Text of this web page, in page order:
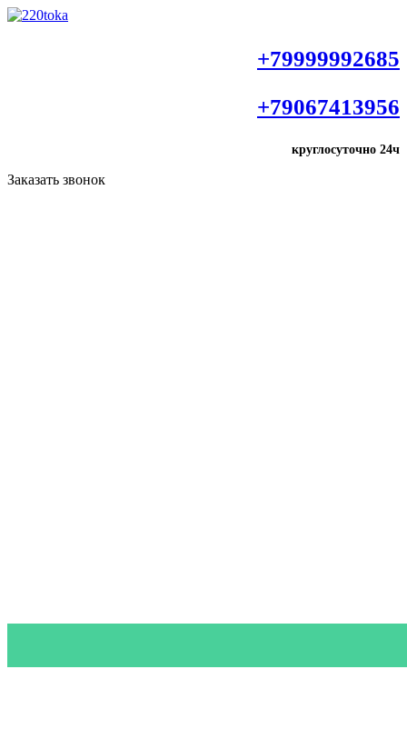
+79999992685
+79067413956
круглосуточно 24ч
Заказать звонок